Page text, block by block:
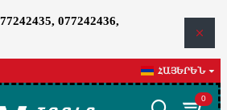
077242436,
ՀԱՅԵՐԵՆ
0